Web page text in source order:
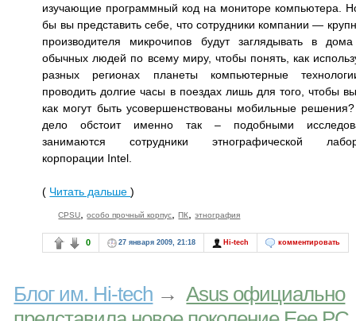
изучающие программный код на мониторе компьютера.
бы вы представить себе, что сотрудники компании —
производителя микрочипов будут заглядывать в
обычных людей по всему миру, чтобы понять, как
разных регионах планеты компьютерные
проводить долгие часы в поездах лишь для того, чтобы
как могут быть усовершенствованы мобильные
дело обстоит именно так – подобными
занимаются сотрудники этнографической
корпорации Intel.
( Читать дальше)
CPSU ,особо прочный корпус ,ПК ,этнография
0 27 января 2009, 21:18 Hi-tech комментировать
Блог им. Hi-tech →Asus официально